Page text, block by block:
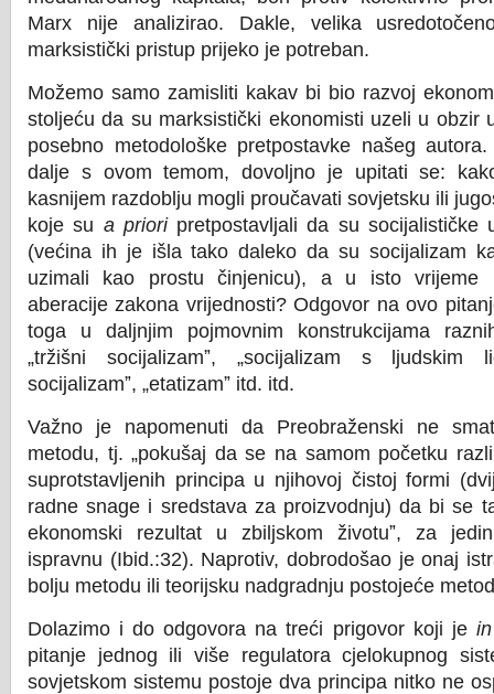
Marx nije analizirao. Dakle, velika
marksistički pristup prijeko je potreban.
Možemo samo zamisliti kakav bi bio razvoj
stoljeću da su marksistički ekonomisti uzeli u obzir
posebno metodološke pretpostavke našeg
dalje s ovom temom, dovoljno je upitati se:
kasnijem razdoblju mogli proučavati sovjetsku ili
koje su a prioripretpostavljali da su socijalističke
(većina ih je išla tako daleko da su socijalizam
uzimali kao prostu činjenicu), a u isto vrijeme
aberacije zakona vrijednosti? Odgovor na ovo
toga u daljnjim pojmovnim konstrukcijama
„tržišni socijalizamˮ, „socijalizam s ljudskim
socijalizamˮ, „etatizamˮ itd. itd.
Važno je napomenuti da Preobraženski ne
metodu, tj. „pokušaj da se na samom početku
suprotstavljenih principa u njihovoj čistoj formi
radne snage i sredstava za proizvodnju) da bi se
ekonomski rezultat u zbiljskom životuˮ, za
ispravnu (Ibid.:32). Naprotiv, dobrodošao je onaj
bolju metodu ili teorijsku nadgradnju postojeće
Dolazimo i do odgovora na treći prigovor koji je
pitanje jednog ili više regulatora cjelokupnog
sovjetskom sistemu postoje dva principa nitko ne